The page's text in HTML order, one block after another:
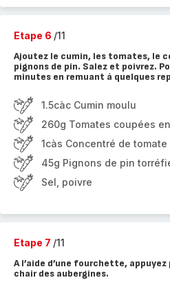
Etape 6 /11
Ajoutez le cumin, les tomates, le
pignons de pin. Salez et poivrez.
minutes en remuant à quelques
1.5càc Cumin moulu
260g Tomates coupées
1càs Concentré de tomate
45g Pignons de pin
Sel, poivre
Etape 7 /11
A l’aide d’une fourchette,
chair des aubergines.